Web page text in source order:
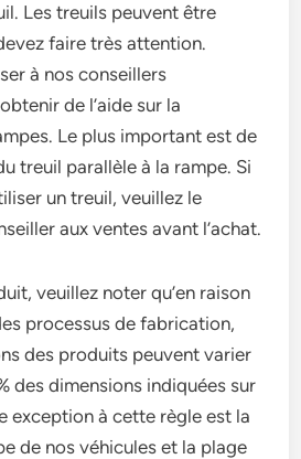
Les treuils peuvent être
faire très attention.
à nos conseillers
de l’aide sur la
Le plus important est de
treuil parallèle à la rampe. Si
un treuil, veuillez le
aux ventes avant l’achat.
veuillez noter qu’en raison
processus de fabrication,
des produits peuvent varier
des dimensions indiquées sur
exception à cette règle est la
de nos véhicules et la plage